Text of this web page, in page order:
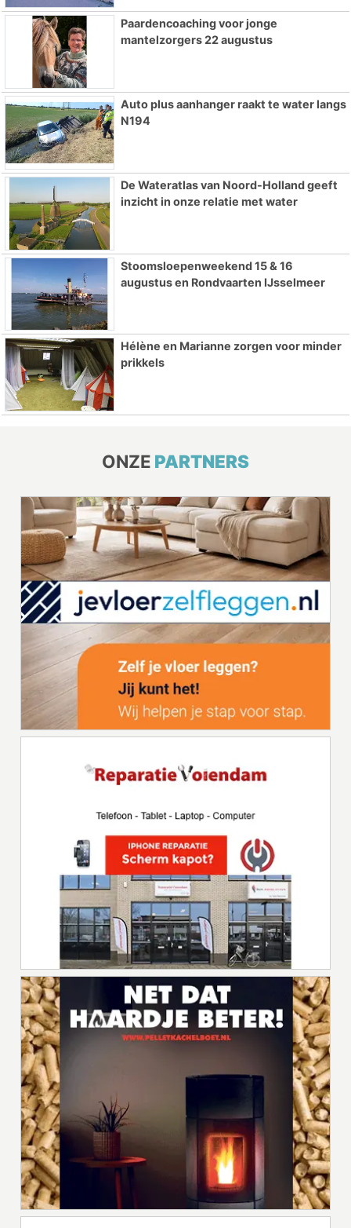
Paardencoaching voor jonge
mantelzorgers 22 augustus
Auto plus aanhanger raakt te water langs
N194
De Wateratlas van Noord-Holland geeft
inzicht in onze relatie met water
Stoomsloepenweekend 15 & 16
augustus en Rondvaarten IJsselmeer
Hélène en Marianne zorgen voor minder
prikkels
ONZE PARTNERS